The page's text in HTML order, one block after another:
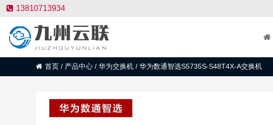
13810713934
首页 / 产品中心 / 华为交换机 / 华为数通智选S5735S-S48T4X-A交换机